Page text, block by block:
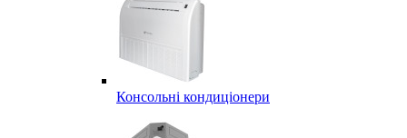
Консольні кондиціонери